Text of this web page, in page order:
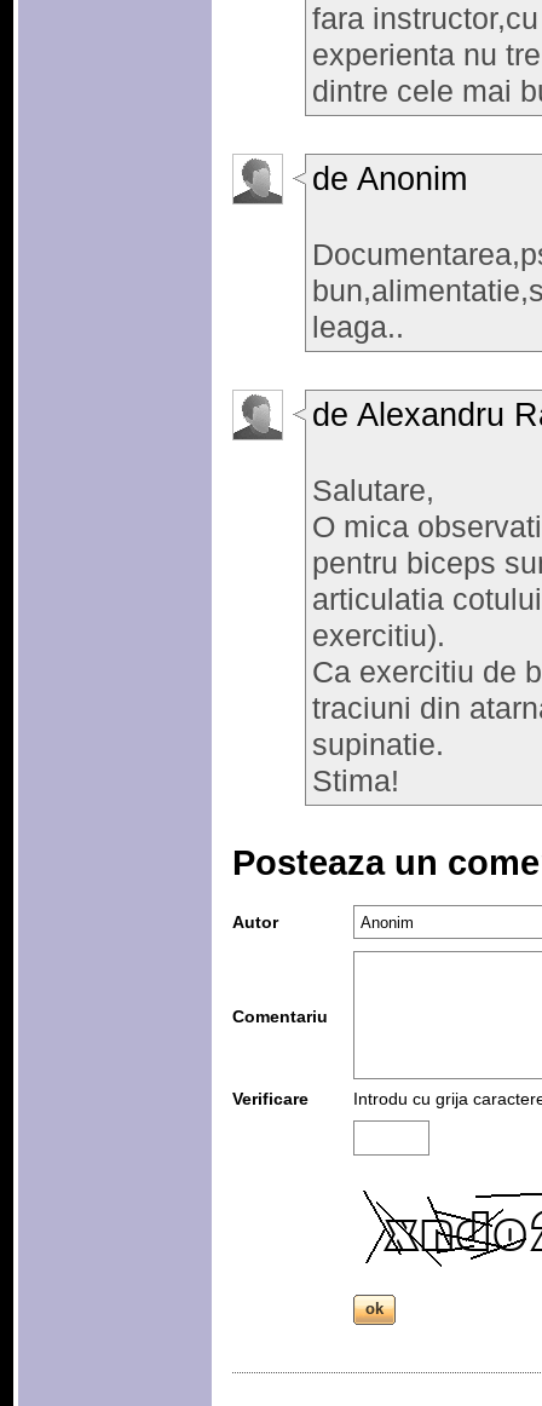
fara
experienta nu
dintre cele mai
de Anonim
leaga..
de Alexandru
Salutare,
O mica
pentru biceps
articulatia
exercitiu).
Ca exercitiu de
traciuni din
supinatie.
Stima!
Posteaza un
Autor
Comentariu
Verificare Introdu cu grija